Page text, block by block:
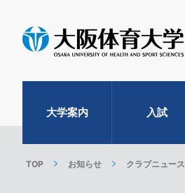
大学案内 入試
TOP お知らせ クラブニュース